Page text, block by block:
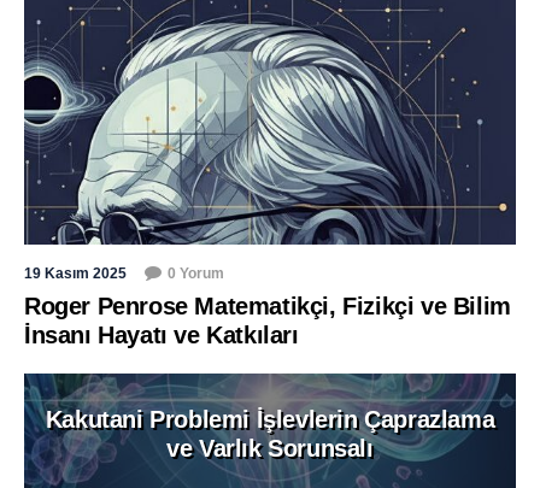
19 Kasım 2025 0 Yorum
Roger Penrose Matematikçi, Fizikçi ve Bilim
İnsanı Hayatı ve Katkıları
Kakutani Problemi İşlevlerin Çaprazlama
ve Varlık Sorunsalı